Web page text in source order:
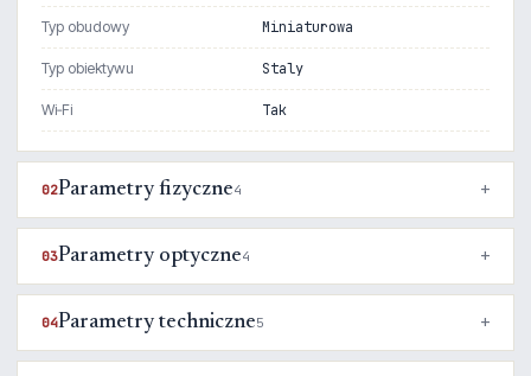
Typ obudowy Miniaturowa
Typ obiektywu Staly
Wi‑Fi Tak
02Parametry fizyczne4
03Parametry optyczne4
04Parametry techniczne5